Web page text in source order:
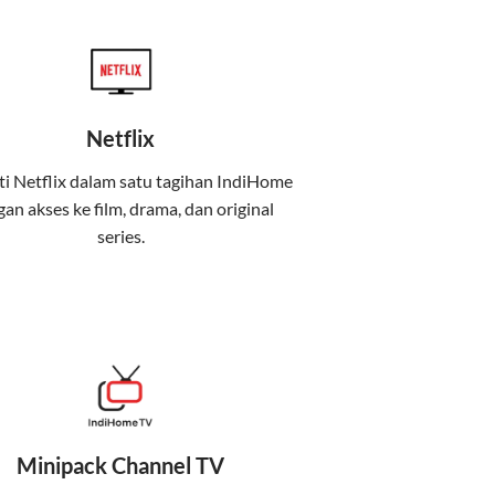
Telkomsel One, sebuah
dan komunikasi dalam satu paket
internet (Telkomsel) dalam satu paket.
Netflix
Netflix dalam satu tagihan IndiHome
akses ke film, drama, dan original
series.
Minipack Channel TV